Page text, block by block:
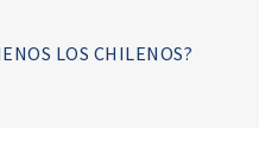
LOS CHILENOS?